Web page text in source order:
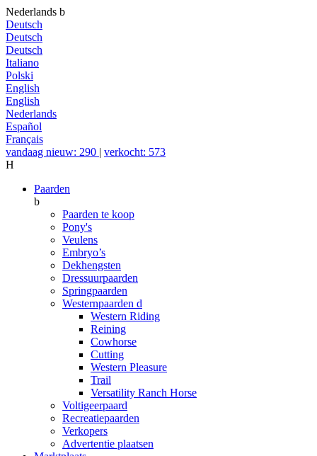
Nederlands b
Deutsch
Deutsch
Deutsch
Italiano
Polski
English
English
Nederlands
Español
Français
vandaag nieuw: 290 | verkocht: 573
H
Paarden
b
Paarden te koop
Pony's
Veulens
Embryo’s
Dekhengsten
Dressuurpaarden
Springpaarden
Westernpaarden d
Western Riding
Reining
Cowhorse
Cutting
Western Pleasure
Trail
Versatility Ranch Horse
Voltigeerpaard
Recreatiepaarden
Verkopers
Advertentie plaatsen